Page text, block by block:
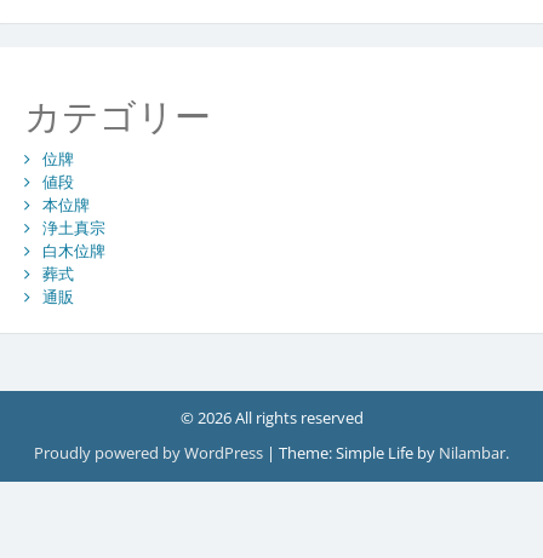
カテゴリー
位牌
値段
本位牌
浄土真宗
白木位牌
葬式
通販
© 2026 All rights reserved
Proudly powered by WordPress | Theme: Simple Life by Nilambar.